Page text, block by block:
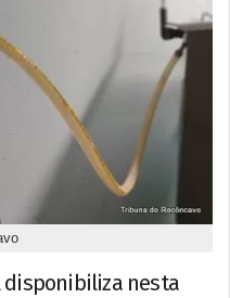
disponibiliza nesta